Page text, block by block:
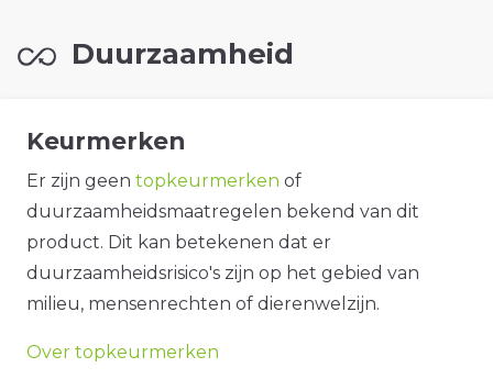
Duurzaamheid
Keurmerken
Er zijn geen topkeurmerken of
duurzaamheidsmaatregelen bekend van dit
product. Dit kan betekenen dat er
duurzaamheidsrisico's zijn op het gebied van
milieu, mensenrechten of dierenwelzijn.
Over topkeurmerken